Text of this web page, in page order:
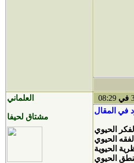
العلماني
مشتاق لحيفا
في
الفكر الحيوي
الفقه الحيوي
الحيوية
الحيوي